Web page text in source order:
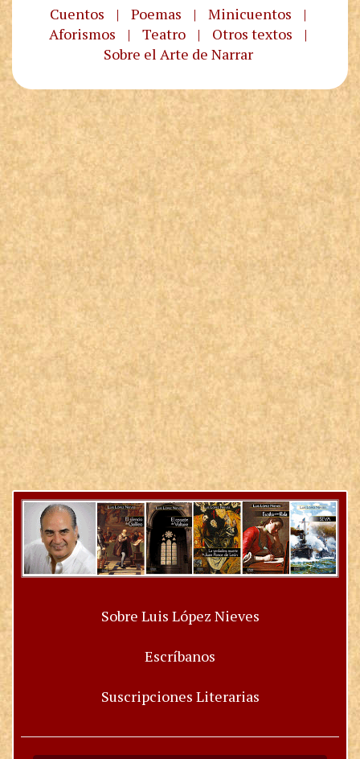
Cuentos | Poemas | Minicuentos
|
Aforismos
| Teatro | Otros textos
|
Sobre el Arte de Narrar
Sobre Luis López Nieves
Escríbanos
Suscripciones Literarias